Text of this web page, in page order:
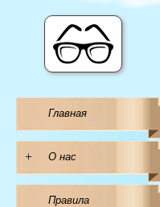
Главная
+ О нас
Правила